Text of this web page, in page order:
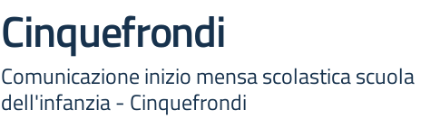
Cinquefrondi
Comunicazione inizio mensa scolastica scuola
dell'infanzia - Cinquefrondi